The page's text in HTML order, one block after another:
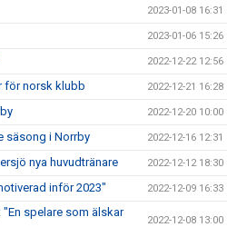
2023-01-08 16:31
2023-01-06 15:26
2022-12-22 12:56
för norsk klubb 2022-12-21 16:28
2022-12-20 10:00
säsong i Norrby 2022-12-16 12:31
nya huvudtränare 2022-12-12 18:30
inför 2023" 2022-12-09 16:33
spelare som älskar
2022-12-08 13:00